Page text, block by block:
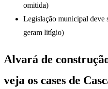
omitida)
Legislação municipal deve
geram litígio)
Alvará de
veja os cases de